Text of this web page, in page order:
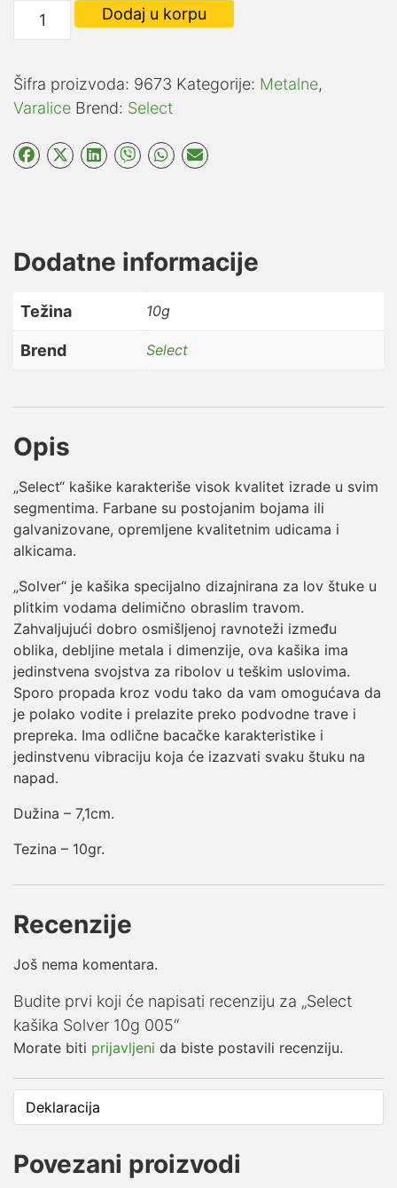
Select
kašika
10g
005
Dodaj u korpu
Šifra proizvoda: 9673 Kategorije: Metalne,
Varalice Brend: Select
Dodatne informacije
Težina 10g
Brend Select
Opis
„Select“ kašike karakteriše visok kvalitet izrade u svim
segmentima. Farbane su postojanim bojama ili
galvanizovane, opremljene kvalitetnim udicama i
alkicama.
„Solver“ je kašika specijalno dizajnirana za lov štuke u
plitkim vodama delimično obraslim travom.
Zahvaljujući dobro osmišljenoj ravnoteži između
oblika, debljine metala i dimenzije, ova kašika ima
jedinstvena svojstva za ribolov u teškim uslovima.
Sporo propada kroz vodu tako da vam omogućava da
je polako vodite i prelazite preko podvodne trave i
prepreka. Ima odlične bacačke karakteristike i
jedinstvenu vibraciju koja će izazvati svaku štuku na
napad.
Dužina – 7,1cm.
Tezina – 10gr.
Recenzije
Još nema komentara.
Budite prvi koji će napisati recenziju za „Select
kašika Solver 10g 005“
Morate biti prijavljeni da biste postavili recenziju.
Deklaracija
Povezani proizvodi